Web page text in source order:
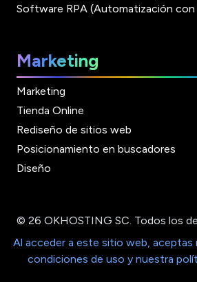
Software RPA (Automatización
Marketing
Marketing
Tienda Online
Rediseño de sitios web
Posicionamiento en buscadores
Diseño
© 26 OKHOSTING SC. Todos los
Al acceder a este sitio web,
condiciones de uso y nuestra